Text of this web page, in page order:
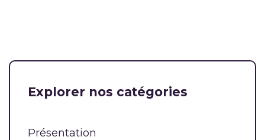
Explorer nos catégories
Présentation